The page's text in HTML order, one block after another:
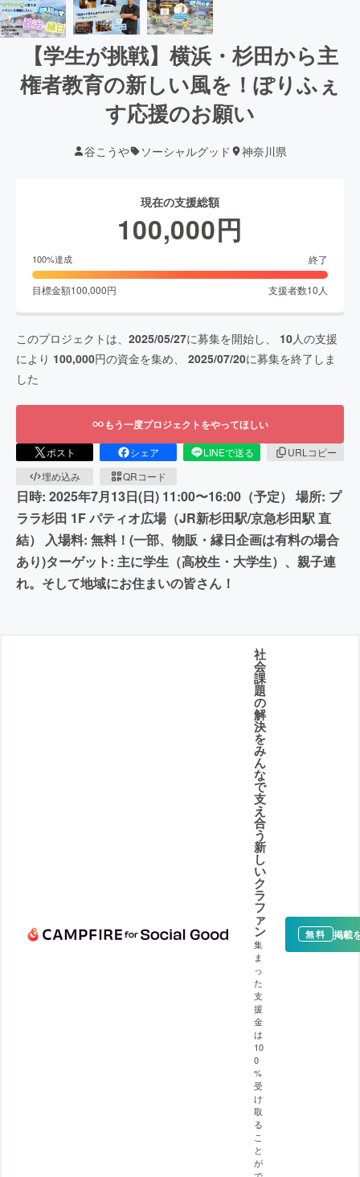
【学生が挑戦】横浜・杉田から主
権者教育の新しい風を！ぽりふぇ
す応援のお願い
谷こうや ソーシャルグッド 神奈川県
現在の支援総額
100,000円
100%達成 終了
目標金額100,000円 支援者数10 人
このプロジェクトは、 2025/05/27に募集を開始し、 10人の支援
により 100,000円の資金を集め、 2025/07/20に募集を終了しま
した
もう一度プロジェクトをやってほしい
ポスト シェア LINEで送る
URLコピー
埋め込み
QRコード
日時: 2025年7月13日(日) 11:00〜16:00（予定） 場所: プ
ララ杉田 1F パティオ広場（JR新杉田駅/京急杉田駅 直
結） 入場料: 無料！(一部、物販・縁日企画は有料の場合
あり)ターゲット: 主に学生（高校生・大学生）、親子連
れ。そして地域にお住まいの皆さん！
社
会
課
題
の
解
決
を
み
ん
な
で
支
え
合
う
新
し
い
ク
ラ
フ
ァ
ン
集
ま
っ
た
支
援
金
は
10
0
%
受
け
取
る
こ
と
が
無料 掲載